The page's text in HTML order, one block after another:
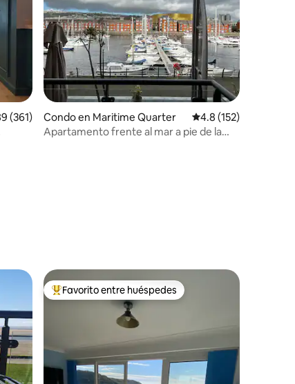
promedio: 4.89 de 5, 361 reseñas
(361)
Condo en Maritime Quarter Calificación
4.8 (152)
Apartamento frente al mar a pie de la
Favorito entre huéspedes preferido
Favorito entre huéspedes